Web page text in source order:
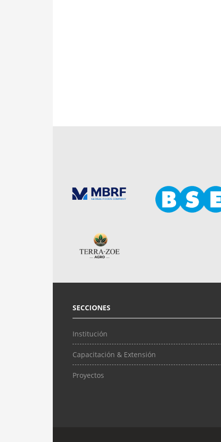
SECCIONES
Institución
Capacitación & Extensión
Proyectos